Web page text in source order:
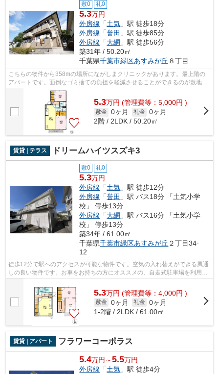
敷0 礼0
5.3万円
外房線 「土気 」駅 徒歩18分
外房線 「誉田 」駅 徒歩85分
外房線 「大網 」駅 徒歩56分
築31年 / 50.20㎡
千葉県千葉市緑区あすみが丘 ８丁目
こちらの物件から358mの場所にながしまクリニックがあります。最上階の
アパートです。面倒なゴミ捨ての負担を軽減させることができるのが敷地内
ごみ置き場の魅力です。こちらの物件に...
5.3万円 (管理費等：5,000円 )
敷金 0ヶ月 礼金 0ヶ月
2階 / 2LDK / 50.20㎡
賃貸 | テラス ドリームハイツスズキ3
敷0 礼0
5.3万円
外房線 「土気 」駅 徒歩12分
外房線 「誉田 」駅 バス18分 「土気小学
校」 停歩13分
外房線 「大網 」駅 バス16分 「土気小学
校」 停歩13分
築34年 / 61.00㎡
千葉県千葉市緑区あすみが丘 ２丁目34-
12
徒歩12分で駅へのアクセスが可能な物件です。空気の入れ替えができる風通
しの良い物件です。お車をお持ちの方にオススメの、自走式駐車場を利用で
5.3万円 (管理費等：4,000円 )
敷金 0ヶ月 礼金 0ヶ月
1-2階 / 2LDK / 61.00㎡
賃貸 | アパート フラワーコーポラス
5.4万円～5.5万円
外房線 「土気 」駅 徒歩4分